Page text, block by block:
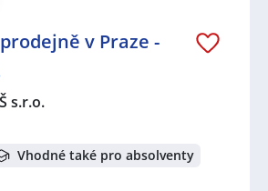
v Praze -
s.r.o.
Vhodné také pro absolventy